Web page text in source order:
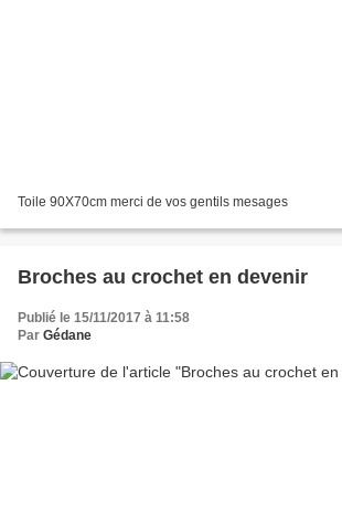
Toile 90X70cm merci de vos gentils mesages
Broches au crochet en devenir
Publié le 15/11/2017 à 11:58
Par Gédane